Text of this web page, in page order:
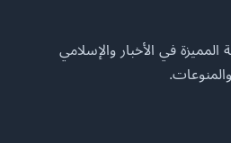
المميزة في الأخبار والإسلامي